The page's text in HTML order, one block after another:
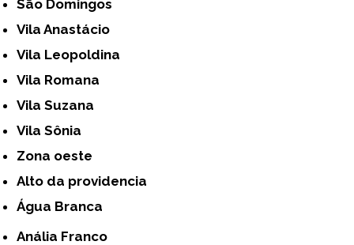
São Domingos
Vila Anastácio
Vila Leopoldina
Vila Romana
Vila Suzana
Vila Sônia
Zona oeste
alto da providencia
Água Branca
Anália Franco